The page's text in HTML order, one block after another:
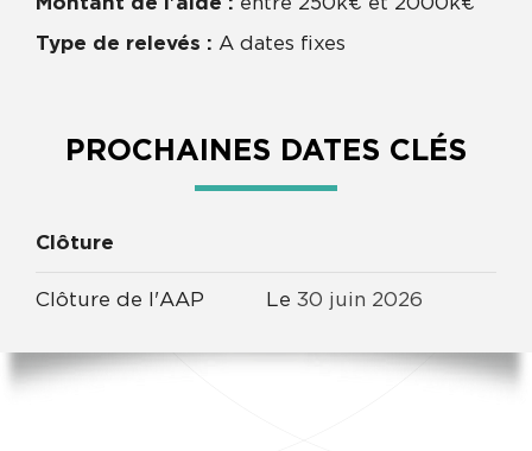
Type de relevés : A dates fixes
PROCHAINES DATES CLÉS
Clôture
Clôture de l'AAP Le 30 juin 2026